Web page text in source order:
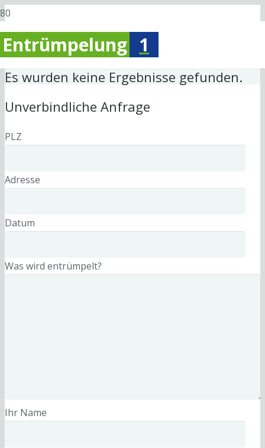
Entrümpelung 1
Es wurden keine Ergebnisse gefunden.
Unverbindliche Anfrage
PLZ
Adresse
Datum
Was wird entrümpelt?
Ihr Name